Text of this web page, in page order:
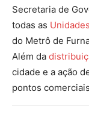
Secretaria de
todas as
do Metrô de
Além da
cidade e a ação
pontos